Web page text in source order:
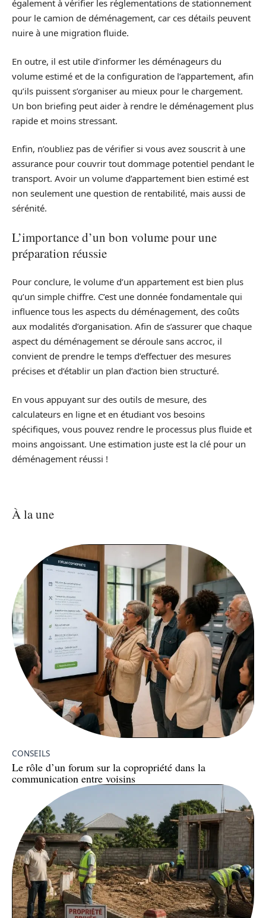
également à vérifier les réglementations de stationnement
pour le camion de déménagement, car ces détails peuvent
nuire à une migration fluide.
En outre, il est utile d’informer les déménageurs du
volume estimé et de la configuration de l’appartement, afin
qu’ils puissent s’organiser au mieux pour le chargement.
Un bon briefing peut aider à rendre le déménagement plus
rapide et moins stressant.
Enfin, n’oubliez pas de vérifier si vous avez souscrit à une
assurance pour couvrir tout dommage potentiel pendant le
transport. Avoir un volume d’appartement bien estimé est
non seulement une question de rentabilité, mais aussi de
sérénité.
L’importance d’un bon volume pour une
préparation réussie
Pour conclure, le volume d’un appartement est bien plus
qu’un simple chiffre. C’est une donnée fondamentale qui
influence tous les aspects du déménagement, des coûts
aux modalités d’organisation. Afin de s’assurer que chaque
aspect du déménagement se déroule sans accroc, il
convient de prendre le temps d’effectuer des mesures
précises et d’établir un plan d’action bien structuré.
En vous appuyant sur des outils de mesure, des
calculateurs en ligne et en étudiant vos besoins
spécifiques, vous pouvez rendre le processus plus fluide et
moins angoissant. Une estimation juste est la clé pour un
déménagement réussi !
À la une
CONSEILS
Le rôle d’un forum sur la copropriété dans la
communication entre voisins